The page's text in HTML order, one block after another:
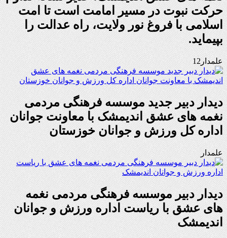
حرکت نبوت در مسیر امامت است تا امت
اسلامی با فروغ نور ولایت، راه عدالت را
بپیماید.
علمدار12
دیدار دبیر جدید موسسه فرهنگی مردمی
نغمه های عشق اندیمشک با معاونت جوانان
اداره کل ورزش و جوانان خوزستان
علمدار
دیدار دبیر موسسه فرهنگی مردمی نغمه
های عشق با ریاست اداره ورزش و جوانان
اندیمشک